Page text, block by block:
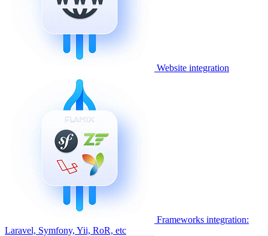
Website integration
Frameworks integration:
Laravel, Symfony, Yii, RoR, etc